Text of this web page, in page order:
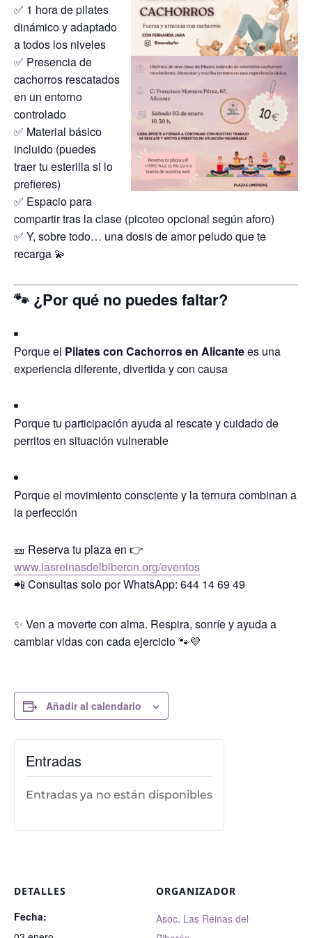
✅ 1 hora de pilates
dinámico y adaptado
a todos los niveles
✅ Presencia de
cachorros rescatados
en un entorno
controlado
✅ Material básico
incluido (puedes
traer tu esterilla si lo
prefieres)
✅ Espacio para
compartir tras la clase (picoteo opcional según aforo)
✅ Y, sobre todo… una dosis de amor peludo que te
recarga 💫
🐾 ¿Por qué no puedes faltar?
Porque el Pilates con Cachorros en Alicantees una
experiencia diferente, divertida y con causa
Porque tu participación ayuda al rescate y cuidado de
perritos en situación vulnerable
Porque el movimiento consciente y la ternura combinan a
la perfección
🎫 Reserva tu plaza en 👉
www.lasreinasdelbiberon.org/eventos
📲 Consultas solo por WhatsApp: 644 14 69 49
✨ Ven a moverte con alma. Respira, sonríe y ayuda a
cambiar vidas con cada ejercicio 🐾💜
Añadir al calendario
DETALLES
Fecha:
ORGANIZADOR
Asoc. Las Reinas del
Entradas
Entradas ya no están disponibles